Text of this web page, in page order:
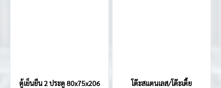
ตู้เย็นยืน 2 ประตู 80x75x206
โต๊ะสแตนเลส/โต๊ะเตี้ย